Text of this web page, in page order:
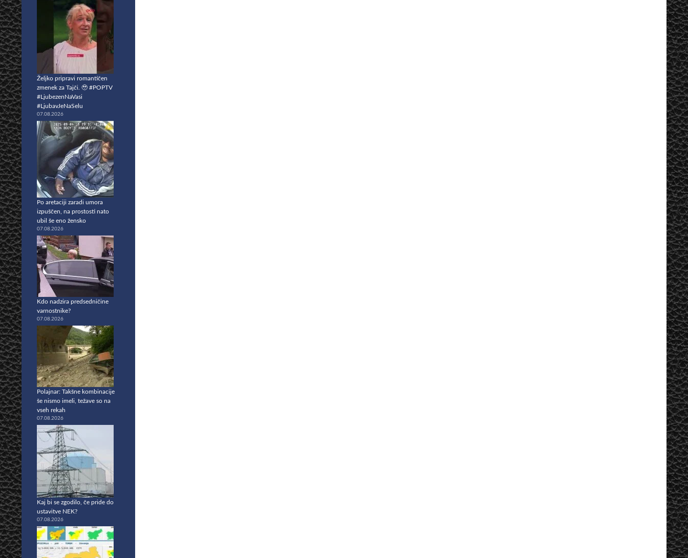
Željko pripravi romantičen
zmenek za Tajči. 🥹 #POPTV
#LjubezenNaVasi
#LjubavJeNaSelu
07.08.2026
Po aretaciji zaradi umora
izpuščen, na prostosti nato
ubil še eno žensko
07.08.2026
Kdo nadzira predsedničine
varnostnike?
07.08.2026
Polajnar: Takšne kombinacije
še nismo imeli, težave so na
vseh rekah
07.08.2026
Kaj bi se zgodilo, če pride do
ustavitve NEK?
07.08.2026